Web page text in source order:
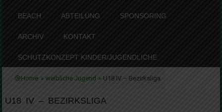
BEACH ABTEILUNG SPONSORING
ARCHIV KONTAKT
SCHUTZKONZEPT KINDER/JUGENDLICHE
Home » weibliche Jugend » U18 IV – Bezirksliga
U18 IV – BEZIRKSLIGA